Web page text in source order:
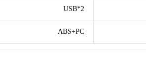
USB*2
ABS+PC